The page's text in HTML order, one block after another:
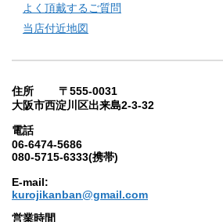
よく頂戴するご質問
当店付近地図
住所 〒555-0031
大阪市西淀川区出来島2-3-32
電話
06-6474-5686
080-5715-6333(携帯)
E-mail:
kurojikanban@gmail.com
営業時間